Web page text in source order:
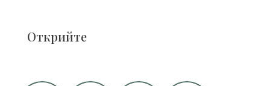
Открийте